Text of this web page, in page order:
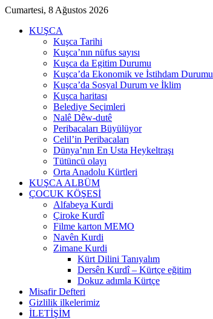
Cumartesi, 8 Ağustos 2026
KUŞCA
Kuşca Tarihi
Kuşca’nın nüfus sayısı
Kuşca da Egitim Durumu
Kuşca’da Ekonomik ve İstihdam Durumu
Kuşca’da Sosyal Durum ve İklim
Kuşca haritası
Belediye Seçimleri
Nalê Dêw-dutê
Peribacaları Büyülüyor
Celil’in Peribacaları
Dünya’nın En Usta Heykeltraşı
Tütüncü olayı
Orta Anadolu Kürtleri
KUŞCA ALBÜM
ÇOCUK KÖŞESİ
Alfabeya Kurdi
Çiroke Kurdî
Filme karton MEMO
Navên Kurdi
Zimane Kurdi
Kürt Dilini Tanıyalım
Dersên Kurdî – Kürtçe eğitim
Dokuz adımla Kürtçe
Misafir Defteri
Gizlilik ilkelerimiz
İLETİŞİM